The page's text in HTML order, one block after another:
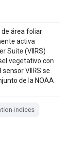
de área foliar
activa
Suite (VIIRS)
vegetativo con
VIIRS se
de la NOAA
indices